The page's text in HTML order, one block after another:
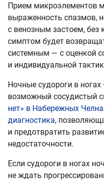
Прием микроэлементов
выраженность спазмов,
с венозным застоем, без
симптом будет
системным — с оценкой
и индивидуальной
Ночные судороги в
возможный сосудистый
нет» в Набережных
диагностика,
и предотвратить
недостаточности.
Если судороги в ногах
не ждать